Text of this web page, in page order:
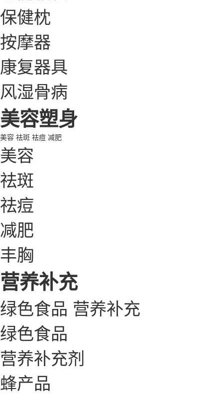
保健枕
按摩器
康复器具
风湿骨病
美容塑身
美容 祛斑 祛痘 减肥
美容
祛斑
祛痘
减肥
丰胸
营养补充
绿色食品 营养补充
绿色食品
营养补充剂
蜂产品